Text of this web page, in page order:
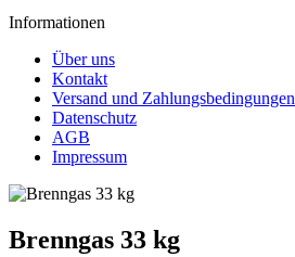
Informationen
Über uns
Kontakt
Versand und Zahlungsbedingungen
Datenschutz
AGB
Impressum
Brenngas 33 kg